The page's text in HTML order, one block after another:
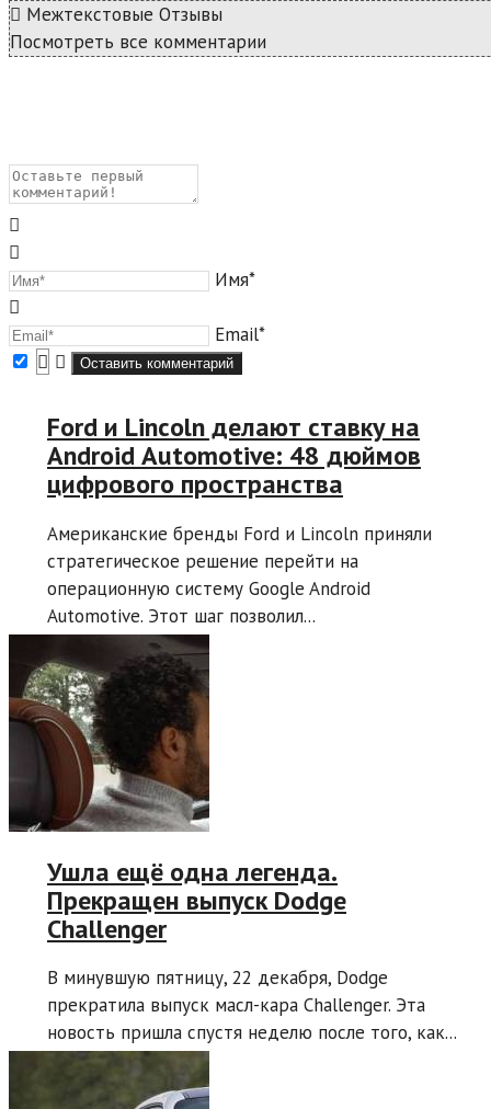
Межтекстовые Отзывы
Посмотреть все комментарии
Имя*
Email*
Ford и Lincoln делают ставку на
Android Automotive: 48 дюймов
цифрового пространства
Американские бренды Ford и Lincoln приняли
стратегическое решение перейти на
операционную систему Google Android
Automotive. Этот шаг позволил...
Ушла ещё одна легенда.
Прекращен выпуск Dodge
Challenger
В минувшую пятницу, 22 декабря, Dodge
прекратила выпуск масл-кара Challenger. Эта
новость пришла спустя неделю после того, как...